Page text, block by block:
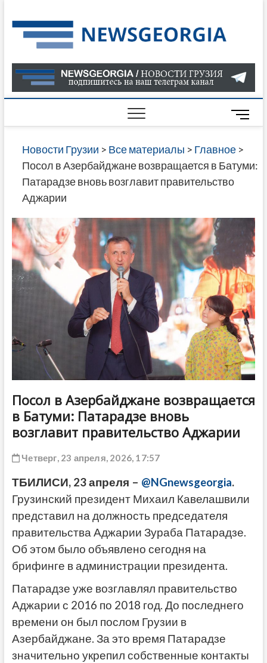
to
content
О
В
ГРУЗИИ
САЙТЕ
M
e
n
u
Новости Грузии > Все материалы > Главное>
Посол в Азербайджане возвращается в Батуми:
Патарадзе вновь возглавит правительство
Аджарии
Посол в Азербайджане возвращается
в Батуми: Патарадзе вновь
возглавит правительство Аджарии
Четверг, 23 апреля, 2026, 17:57
ТБИЛИСИ, 23 апреля – @NGnewsgeorgia.
Грузинский президент Михаил Кавелашвили
представил на должность председателя
правительства Аджарии Зураба Патарадзе.
Об этом было объявлено сегодня на
брифинге в администрации президента.
Патарадзе уже возглавлял правительство
Аджарии с 2016 по 2018 год. До последнего
времени он был послом Грузии в
Азербайджане. За это время Патарадзе
значительно укрепил собственные контакты